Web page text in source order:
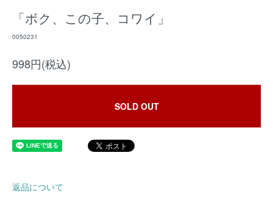
「ボク、この子、コワイ」
0050231
998円(税込)
SOLD OUT
返品について